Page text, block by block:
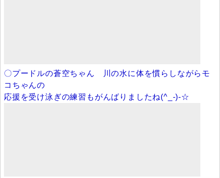
〇プードルの蒼空ちゃん 川の水に体を慣らしながらモ
コちゃんの
応援を受け泳ぎの練習もがんばりましたね(^_-)-☆